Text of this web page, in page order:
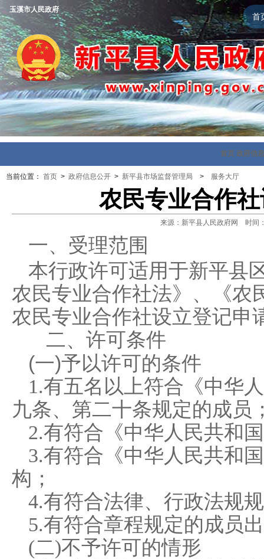
首
玉溪市人民政府
首页 政府信
当前位置： 首页 > 政府信息公开 > 新平县市场监督管理局 > 服务大厅
农民专业合作
来源：新平县人民政府网 时间
一、受理范围
本行政许可适用于新平县
农民专业合作社法》、《农
农民专业合作社设立登记申
二、 许可条件
(一)予以许可的条件
1.有五名以上符合《中华
九条、第二十条规定的成员
2.有符合《中华人民共和
3.有符合《中华人民共和
构；
4.有符合法律、行政法规
5.有符合章程规定的成员
(二)不予许可的情形